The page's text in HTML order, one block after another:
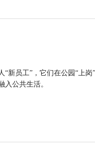
新员工”，它们在公园“上
入公共生活。